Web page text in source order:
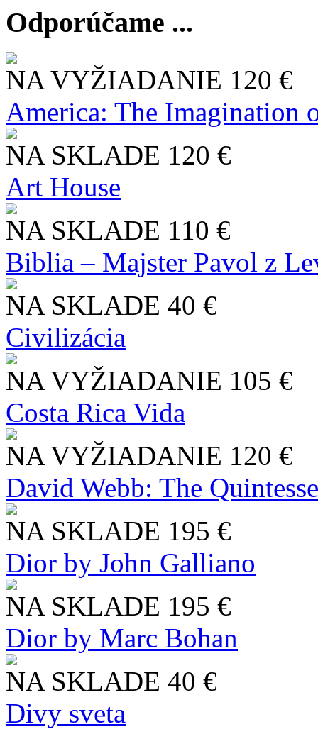
Odporúčame ...
NA VYŽIADANIE 120 €
America: The Imagination
NA SKLADE 120 €
Art House
NA SKLADE 110 €
Biblia – Majster Pavol z
NA SKLADE 40 €
Civilizácia
NA VYŽIADANIE 105 €
Costa Rica Vida
NA VYŽIADANIE 120 €
David Webb: The
NA SKLADE 195 €
Dior by John Galliano
NA SKLADE 195 €
Dior by Marc Bohan
NA SKLADE 40 €
Divy sveta